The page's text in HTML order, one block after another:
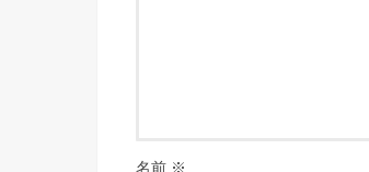
名前 ※